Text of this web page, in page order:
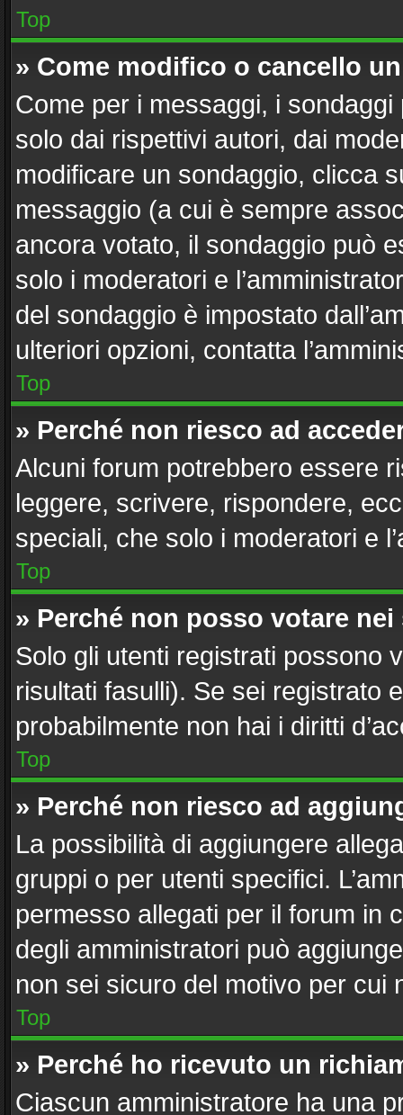
Top
» Come modifico o cancello
Come per i messaggi, i
solo dai rispettivi autori, dai
modificare un sondaggio, clicca
messaggio (a cui è sempre
ancora votato, il sondaggio può
solo i moderatori e
del sondaggio è impostato
ulteriori opzioni, contatta
Top
» Perché non riesco ad
Alcuni forum potrebbero essere
leggere, scrivere, rispondere,
speciali, che solo i moderatori e
Top
» Perché non posso votare
Solo gli utenti registrati possono
risultati fasulli). Se sei registrato
probabilmente non hai i diritti
Top
» Perché non riesco ad
La possibilità di aggiungere
gruppi o per utenti specifici.
permesso allegati per il forum in
degli amministratori può
non sei sicuro del motivo per cui
Top
» Perché ho ricevuto un
Ciascun amministratore ha una